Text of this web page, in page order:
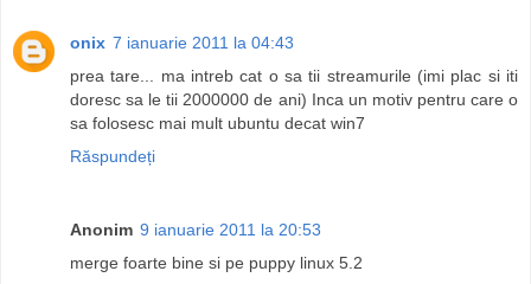
onix 7 ianuarie 2011 la 04:43
prea tare... ma intreb cat o sa tii streamurile (imi plac si iti
doresc sa le tii 2000000 de ani) Inca un motiv pentru care o
sa folosesc mai mult ubuntu decat win7
Răspundeți
Anonim 9 ianuarie 2011 la 20:53
merge foarte bine si pe puppy linux 5.2